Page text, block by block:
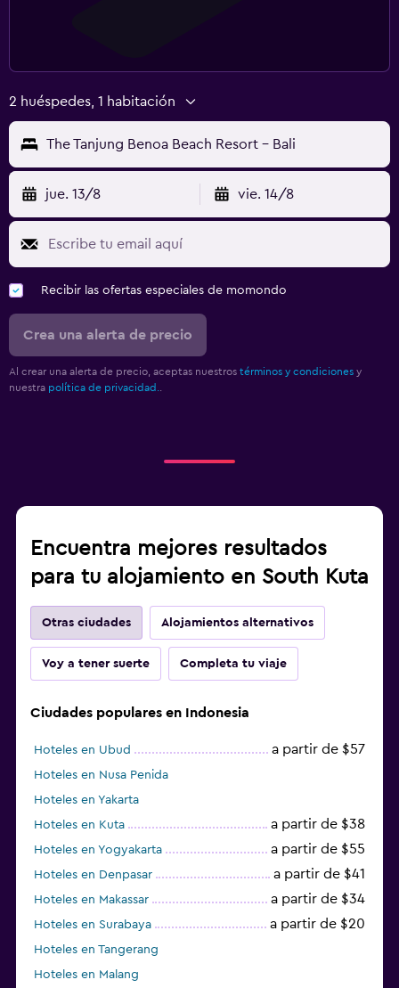
2 huéspedes, 1 habitación
The Tanjung Benoa Beach Resort - Bali
jue. 13/8 vie. 14/8
Recibir las ofertas especiales de momondo
Crea una alerta de precio
Al crear una alerta de precio, aceptas nuestros términos y condiciones y
nuestra política de privacidad.
Encuentra mejores resultados
para tu alojamiento en South Kuta
Otras ciudades Alojamientos alternativos
Voy a tener suerte Completa tu viaje
Ciudades populares en Indonesia
Hoteles en Ubud a partir de $57
Hoteles en Nusa Penida
Hoteles en Yakarta
Hoteles en Kuta
a partir de $38
Hoteles en Yogyakarta a partir de $55
Hoteles en Denpasar a partir de $41
Hoteles en Makassar a partir de $34
Hoteles en Surabaya a partir de $20
Hoteles en Tangerang
Hoteles en Malang